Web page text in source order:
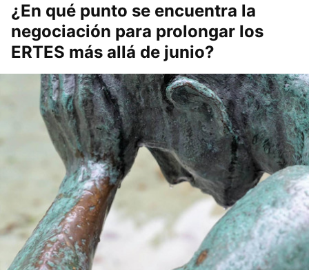
¿En qué punto se encuentra la
negociación para prolongar los
ERTES más allá de junio?